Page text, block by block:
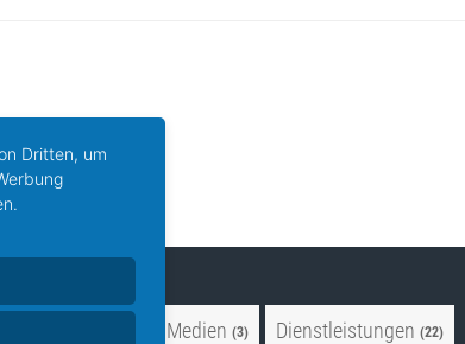
Zeitschriften und Medien (3) Dienstleistungen (22)
Dritten, um